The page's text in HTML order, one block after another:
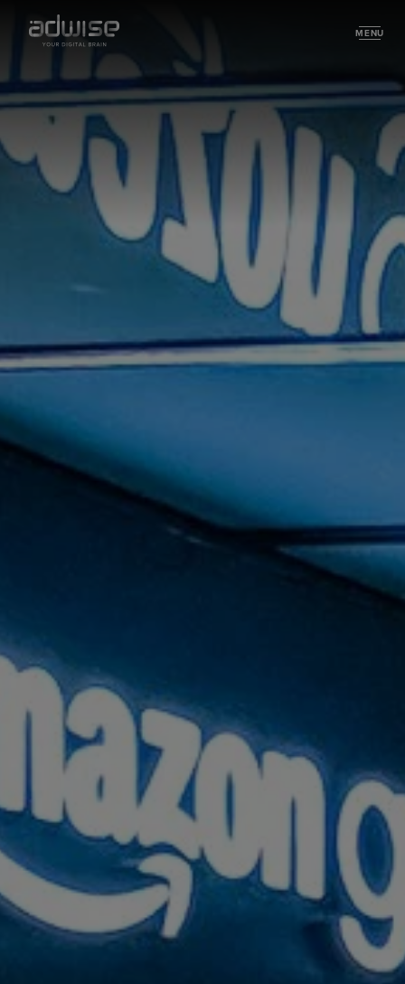
Specialties Digital Commerce Related
MENU